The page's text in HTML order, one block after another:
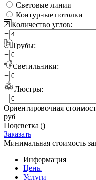
Световые линии
Контурные потолки
Количество углов:
−
Трубы:
−
Светильники:
−
Люстры:
−
Ориентировочная
руб
Подсветка ()
Заказать
Минимальная стоимость
Информация
Цены
Услуги